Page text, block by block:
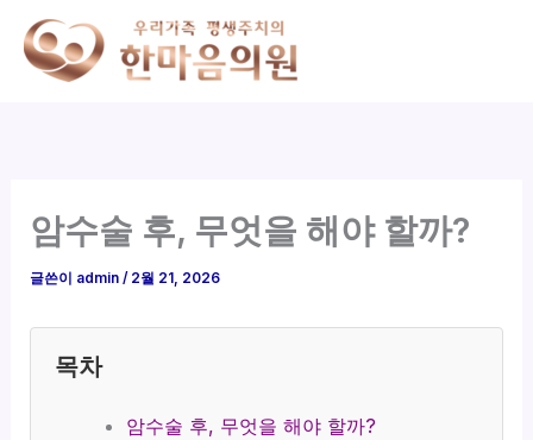
암수술 후, 무엇을 해야 할까?
글쓴이 admin/ 2월 21, 2026
목차
암수술 후, 무엇을 해야 할까?